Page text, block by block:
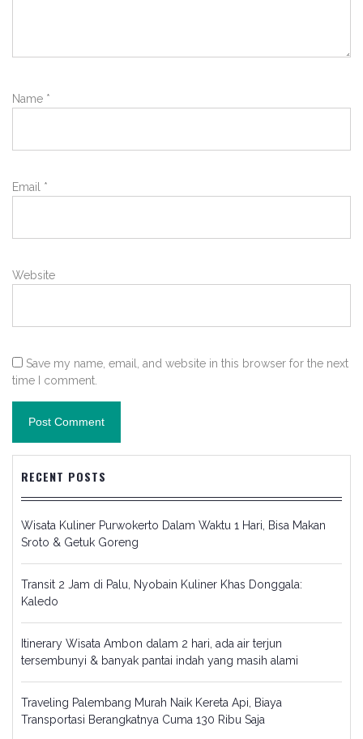
Name *
Email *
Website
Save my name, email, and website in this browser for the next
time I comment.
RECENT POSTS
Wisata Kuliner Purwokerto Dalam Waktu 1 Hari, Bisa Makan
Sroto & Getuk Goreng
Transit 2 Jam di Palu, Nyobain Kuliner Khas Donggala:
Kaledo
Itinerary Wisata Ambon dalam 2 hari, ada air terjun
tersembunyi & banyak pantai indah yang masih alami
Traveling Palembang Murah Naik Kereta Api, Biaya
Transportasi Berangkatnya Cuma 130 Ribu Saja